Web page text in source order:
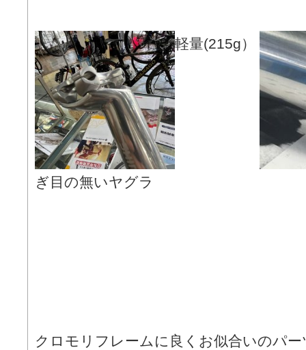
軽量(215g）
ぎ目の無いヤグラ
クロモリフレームに良くお似合いのパ